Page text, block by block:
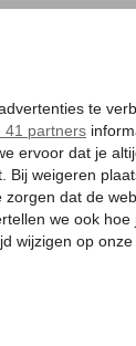
VERRE REIZEN